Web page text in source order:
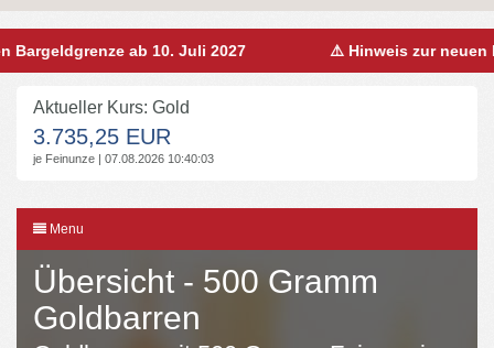
ab 10. Juli 2027 ⚠️ Hinweis zur neuen
Aktueller Kurs: Gold
3.735,25 EUR
je Feinunze | 07.08.2026 10:40:03
Menu
Übersicht - 500 Gramm
Goldbarren